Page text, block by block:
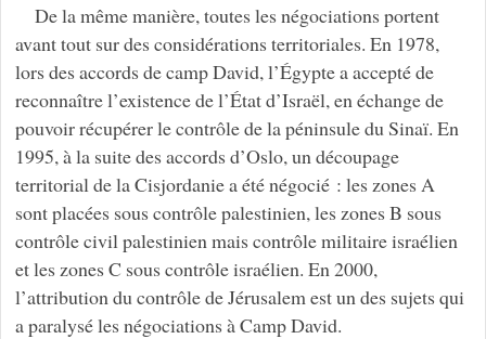
De la même manière, toutes les négociations portent
avant tout sur des considérations territoriales. En 1978,
lors des accords de camp David, l’Égypte a accepté de
reconnaître l’existence de l’État d’Israël, en échange de
pouvoir récupérer le contrôle de la péninsule du Sinaï. En
1995, à la suite des accords d’Oslo, un découpage
territorial de la Cisjordanie a été négocié : les zones A
sont placées sous contrôle palestinien, les zones B sous
contrôle civil palestinien mais contrôle militaire israélien
et les zones C sous contrôle israélien. En 2000,
l’attribution du contrôle de Jérusalem est un des sujets qui
a paralysé les négociations à Camp David.